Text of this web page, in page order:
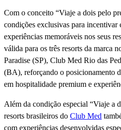
Com o conceito “Viaje a dois pelo
condições exclusivas para incentivar
experiências memoráveis nos seus
válida para os três resorts da marca
Paradise (SP), Club Med Rio das
(BA), reforçando o posicionamento
em hospitalidade premium e
Além da condição especial “Viaje a
resorts brasileiros do Club Med
com experiências desenvolvidas